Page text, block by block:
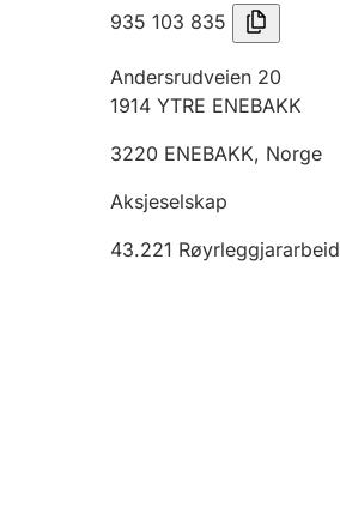
935 103 835
Andersrudveien 20
1914 YTRE ENEBAKK
3220 ENEBAKK, Norge
Aksjeselskap
43.221 Røyrleggjararbeid